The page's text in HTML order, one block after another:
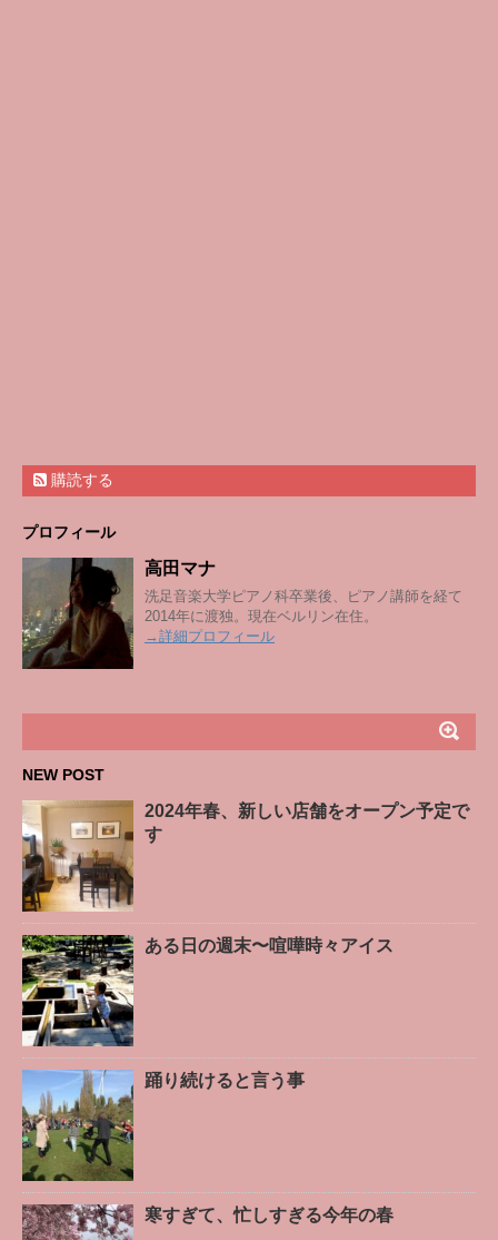
購読する
プロフィール
高田マナ
洗足音楽大学ピアノ科卒業後、ピアノ講師を経て
2014年に渡独。現在ベルリン在住。
→詳細プロフィール
NEW POST
2024年春、新しい店舗をオープン予定で
す
ある日の週末〜喧嘩時々アイス
踊り続けると言う事
寒すぎて、忙しすぎる今年の春